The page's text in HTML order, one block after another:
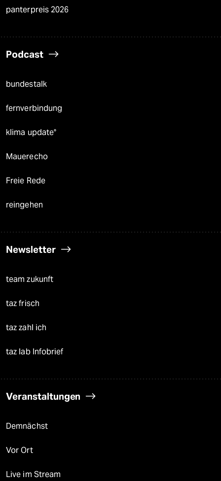
panterpreis 2026
Podcast
bundestalk
fernverbindung
klima update°
Mauerecho
Freie Rede
reingehen
Newsletter
team zukunft
taz frisch
taz zahl ich
taz lab Infobrief
Veranstaltungen
Demnächst
Vor Ort
Live im Stream